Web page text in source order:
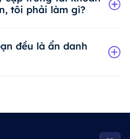
tôi phải làm gì?
đều là ẩn danh